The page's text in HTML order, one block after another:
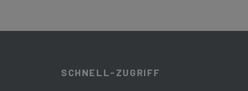
SCHNELL-ZUGRIFF